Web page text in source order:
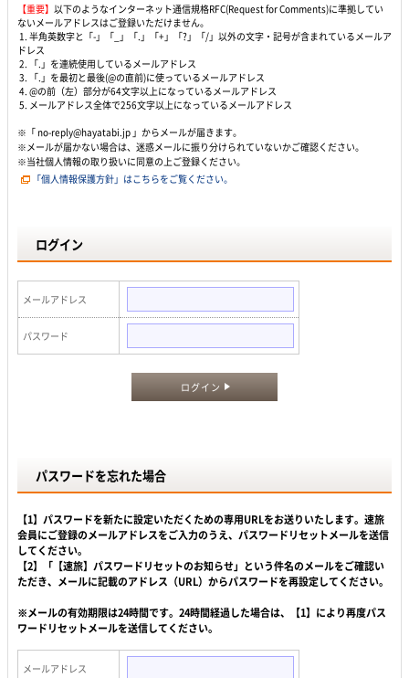
【重要】 以下のようなインターネット通信規格RFC(Request for Comments)に準拠してい
ないメールアドレスはご登録いただけません。
1. 半角英数字と「-」「_」「.」「+」「?」「/」以外の文字・記号が含まれているメールア
ドレス
2. 「.」を連続使用しているメールアドレス
3. 「.」を最初と最後(@の直前)に使っているメールアドレス
4. @の前（左）部分が64文字以上になっているメールアドレス
5. メールアドレス全体で256文字以上になっているメールアドレス
※「 no-reply@hayatabi.jp 」からメールが届きます。
※メールが届かない場合は、迷惑メールに振り分けられていないかご確認ください。
※当社個人情報の取り扱いに同意の上ご登録ください。
「個人情報保護方針」はこちらをご覧ください。
ログイン
メールアドレス
パスワード
ログイン
パスワードを忘れた場合
【1】パスワードを新たに設定いただくための専用URLをお送りいたします。速旅
会員にご登録のメールアドレスをご入力のうえ、パスワードリセットメールを送信
してください。
【2】「【速旅】パスワードリセットのお知らせ」という件名のメールをご確認い
ただき、メールに記載のアドレス（URL）からパスワードを再設定してください。
※メールの有効期限は24時間です。24時間経過した場合は、【1】により再度パス
ワードリセットメールを送信してください。
メールアドレス